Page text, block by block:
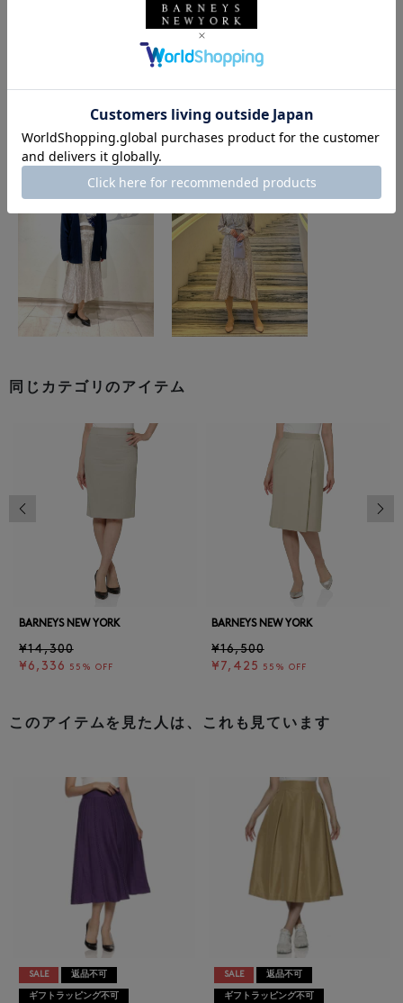
このアイテムを使用したスタイリング
同じカテゴリのアイテム
BARNEYS NEW YORK
¥14,300
¥6,336
55% OFF
BARNEYS NEW YORK
¥16,500
¥7,425
55% OFF
前の画像
このアイテムを見た人は、これも見ています
SALE 返品不可
ギフトラッピング不可
SALE 返品不可
ギフトラッピング不可